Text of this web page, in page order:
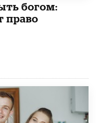
богом:
право